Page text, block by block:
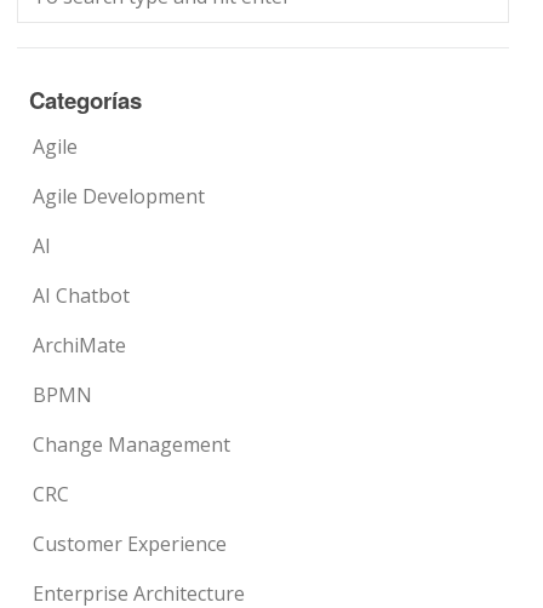
Categorías
Agile
Agile Development
AI
AI Chatbot
ArchiMate
BPMN
Change Management
CRC
Customer Experience
Enterprise Architecture